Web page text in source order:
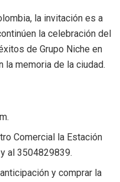
la invitación es a
la celebración del
de Grupo Niche en
la memoria de la ciudad.
Comercial la Estación
al 3504829839.
y comprar la